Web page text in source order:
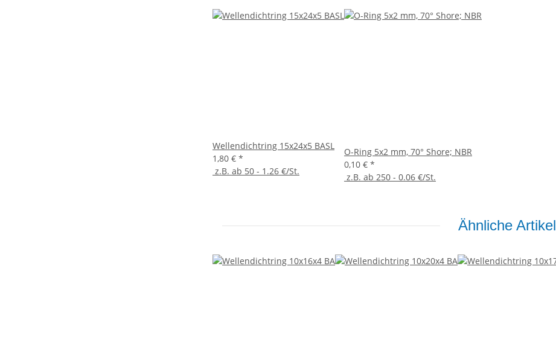
Wellendichtring 15x24x5 BASL
1,80 € *
z.B. ab 50 - 1.26 €/St.
O-Ring 5x2 mm, 70° Shore; NBR
0,10 € *
z.B. ab 250 - 0.06 €/St.
Ähnliche Artikel